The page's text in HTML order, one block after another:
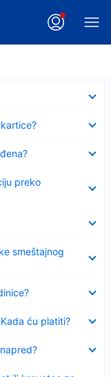
preko
smeštajnog
ću platiti?